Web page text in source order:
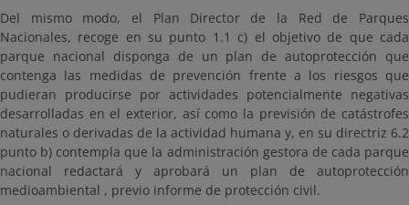
Del mismo modo, el Plan Director de la Red de Parques
Nacionales, recoge en su punto 1.1 c) el objetivo de que cada
parque nacional disponga de un plan de autoprotección que
contenga las medidas de prevención frente a los riesgos que
pudieran producirse por actividades potencialmente negativas
desarrolladas en el exterior, así como la previsión de catástrofes
naturales o derivadas de la actividad humana y, en su directriz 6.2
punto b) contempla que la administración gestora de cada parque
nacional redactará y aprobará un plan de autoprotección
medioambiental , previo informe de protección civil.